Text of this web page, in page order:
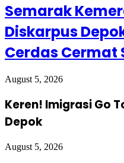
Semarak
Diskarpus
Cerdas Cermat
August 5, 2026
Keren! Imigrasi Go
Depok
August 5, 2026